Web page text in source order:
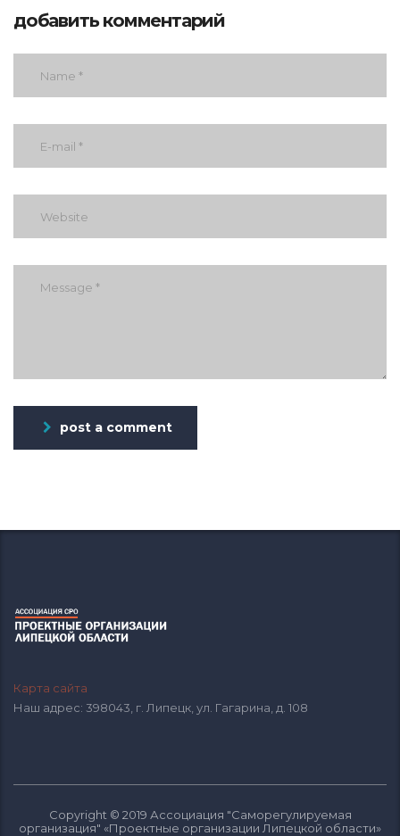
добавить комментарий
post a comment
Карта сайта
Наш адрес: 398043, г. Липецк, ул. Гагарина, д. 108
Copyright © 2019 Ассоциация "Саморегулируемая
организация" «Проектные организации Липецкой области»